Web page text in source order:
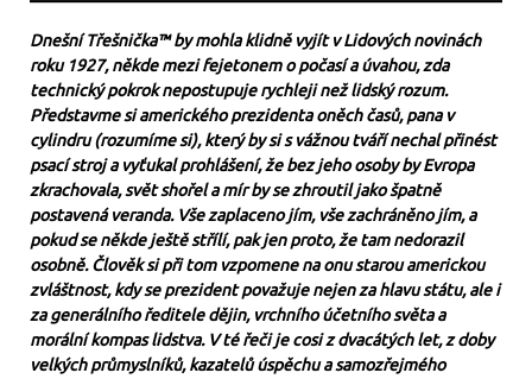
Dnešní Třešnička™ by mohla klidně vyjít v Lidových novinách
roku 1927, někde mezi fejetonem o počasí a úvahou, zda
technický pokrok nepostupuje rychleji než lidský rozum.
Představme si amerického prezidenta oněch časů, pana v
cylindru (rozumíme si), který by si s vážnou tváří nechal přinést
psací stroj a vyťukal prohlášení, že bez jeho osoby by Evropa
zkrachovala, svět shořel a mír by se zhroutil jako špatně
postavená veranda. Vše zaplaceno jím, vše zachráněno jím, a
pokud se někde ještě střílí, pak jen proto, že tam nedorazil
osobně. Člověk si při tom vzpomene na onu starou americkou
zvláštnost, kdy se prezident považuje nejen za hlavu státu, ale i
za generálního ředitele dějin, vrchního účetního světa a
morální kompas lidstva. V té řeči je cosi z dvacátých let, z doby
velkých průmyslníků, kazatelů úspěchu a samozřejmého